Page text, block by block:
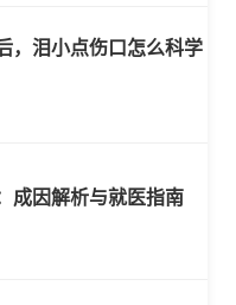
，泪小点伤口怎么科学
成因解析与就医指南